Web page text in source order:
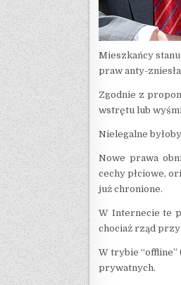
Mieszkańcy
praw anty-
Zgodnie z
wstrętu lub
Nielegalne
Nowe prawa
cechy płciowe,
już chronione.
W Internecie te
chociaż rząd
W trybie “offline”
prywatnych.